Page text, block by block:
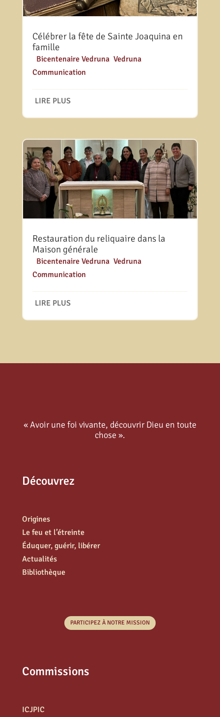
Célébrer la fête de Sainte Joaquina en
famille
Bicentenaire Vedruna, Vedruna
Communication
LIRE PLUS
Restauration du reliquaire dans la
Maison générale
Bicentenaire Vedruna, Vedruna
Communication
LIRE PLUS
« Avoir une foi vivante, découvrir Dieu en toute
chose ».
Découvrez
Origines
Le feu et l’étreinte
Éduquer, guérir, libérer
Actualités
Bibliothèque
PARTICIPEZ À NOTRE MISSION
Commissions
ICJPIC